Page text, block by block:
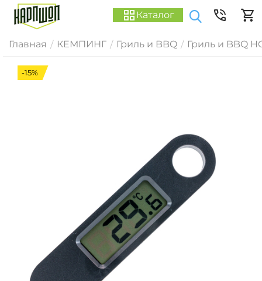
Каталог
Главная / КЕМПИНГ / Гриль и BBQ / Гриль и BBQ
-15%